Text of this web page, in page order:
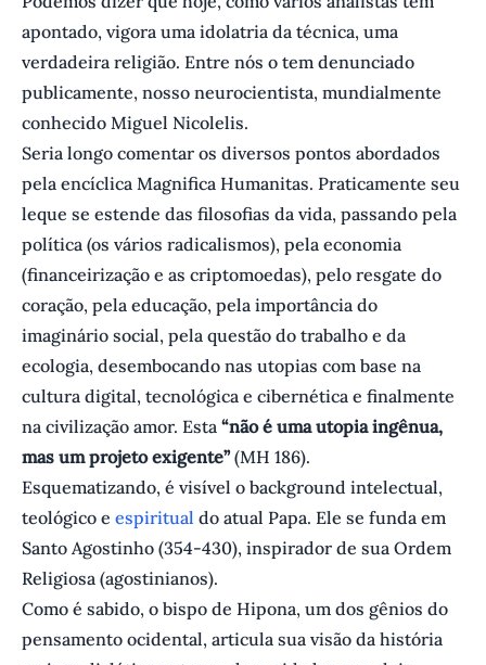
apontado, vigora uma idolatria da técnica, uma
verdadeira religião. Entre nós o tem denunciado
publicamente, nosso neurocientista, mundialmente
conhecido Miguel Nicolelis.
Seria longo comentar os diversos pontos abordados
pela encíclica Magnifica Humanitas. Praticamente seu
leque se estende das filosofias da vida, passando pela
política (os vários radicalismos), pela economia
(financeirização e as criptomoedas), pelo resgate do
coração, pela educação, pela importância do
imaginário social, pela questão do trabalho e da
ecologia, desembocando nas utopias com base na
cultura digital, tecnológica e cibernética e finalmente
na civilização amor. Esta “não é uma utopia ingênua,
mas um projeto exigente”(MH 186).
Esquematizando, é visível o background intelectual,
teológico e espiritual do atual Papa. Ele se funda em
Santo Agostinho (354-430), inspirador de sua Ordem
Religiosa (agostinianos).
Como é sabido, o bispo de Hipona, um dos gênios do
pensamento ocidental, articula sua visão da história